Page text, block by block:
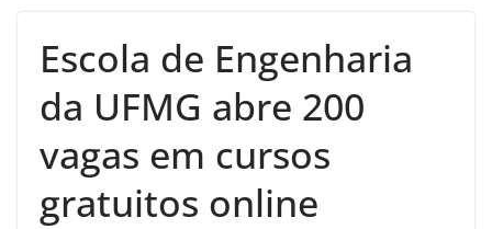
Escola de Engenharia
da UFMG abre 200
vagas em cursos
gratuitos online